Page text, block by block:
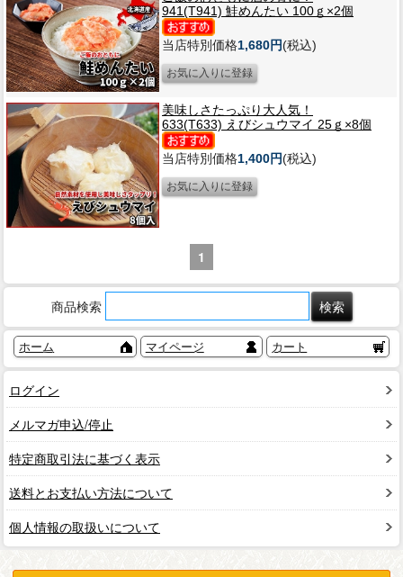
941(T941) 鮭めんたい 100ｇ×2個
当店特別価格1,680円(税込)
美味しさたっぷり大人気！
633(T633) えびシュウマイ 25ｇ×8個
当店特別価格1,400円(税込)
1
商品検索
ホーム マイページ カート
ログイン
メルマガ申込/停止
特定商取引法に基づく表示
送料とお支払い方法について
個人情報の取扱いについて